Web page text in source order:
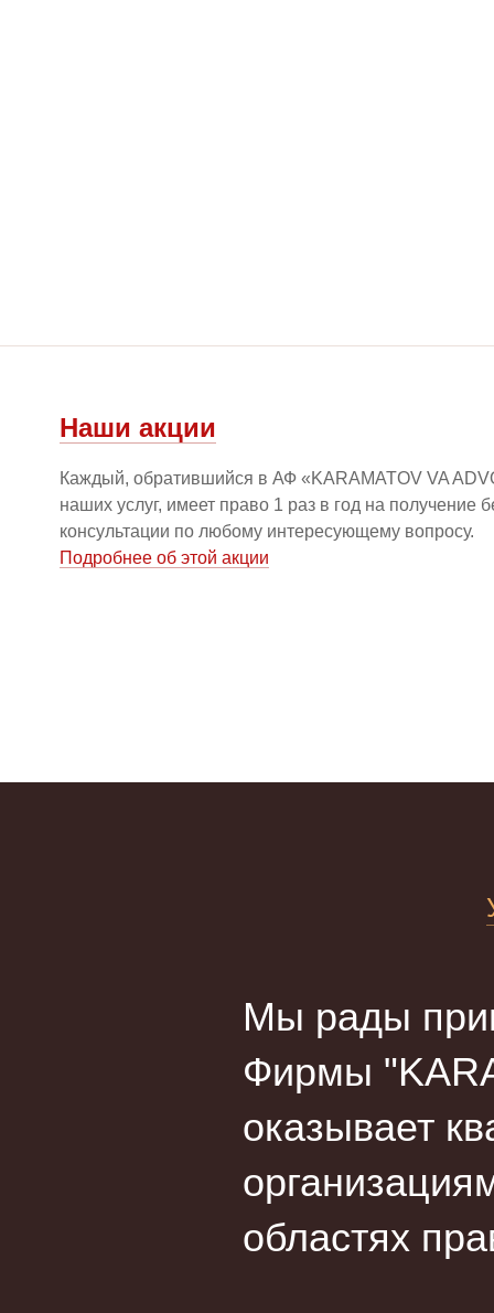
Наши акции
Каждый, обратившийся в АФ «KARAMATOV VA
наших услуг, имеет право 1 раз в год на получение
консультации по любому интересующему вопросу.
Подробнее об этой акции
Мы рады
Фирмы
оказывает
областях